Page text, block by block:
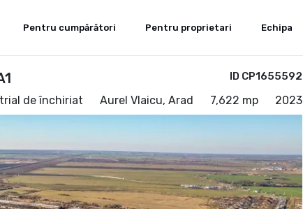
Pentru cumpărători Pentru proprietari Echipa
ID CP1655592
de închiriat Aurel Vlaicu, Arad 7,622 mp 2023